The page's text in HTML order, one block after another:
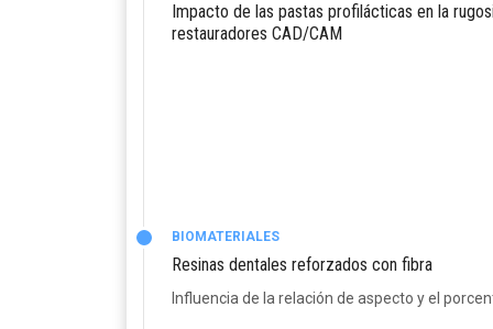
Impacto de las pastas profilácticas en la
restauradores CAD/CAM
BIOMATERIALES
Resinas dentales reforzados con fibra
Influencia de la relación de aspecto y el